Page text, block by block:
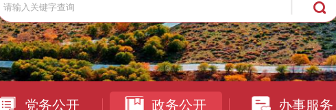
党务公开 政务公开 办事服务